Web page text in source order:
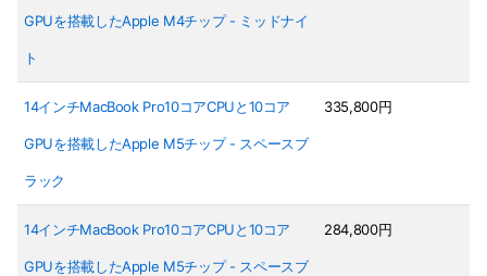
GPUを搭載したApple M4チップ - ミッドナイ
ト
14インチMacBook Pro10コアCPUと10コア
GPUを搭載したApple M5チップ - スペースブ
ラック
335,800円
14インチMacBook Pro10コアCPUと10コア
GPUを搭載したApple M5チップ - スペースブ
284,800円